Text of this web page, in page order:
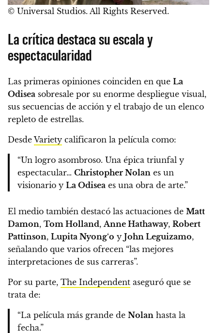
© Universal Studios. All Rights Reserved.
La crítica destaca su escala y
espectacularidad
Las primeras opiniones coinciden en que La
Odisea sobresale por su enorme despliegue visual,
sus secuencias de acción y el trabajo de un elenco
repleto de estrellas.
DesdeVariety calificaron la película como:
“Un logro asombroso. Una épica triunfal y
espectacular… Christopher Nolan es un
visionario y La Odisea es una obra de arte.”
El medio también destacó las actuaciones de Matt
Damon, Tom Holland,Anne Hathaway, Robert
Pattinson, Lupita Nyong‘o y John Leguizamo,
señalando que varios ofrecen “las mejores
interpretaciones de sus carreras”.
Por su parte, The Independent aseguró que se
trata de:
“La película más grande de Nolan hasta la
fecha.”